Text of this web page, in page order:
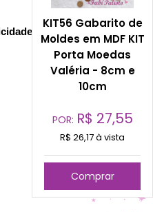
KIT56 Gabarito de
Moldes em MDF KIT
Porta Moedas
Valéria - 8cm e
10cm
POR: R$ 27,55
R$ 26,17 à vista
Comprar